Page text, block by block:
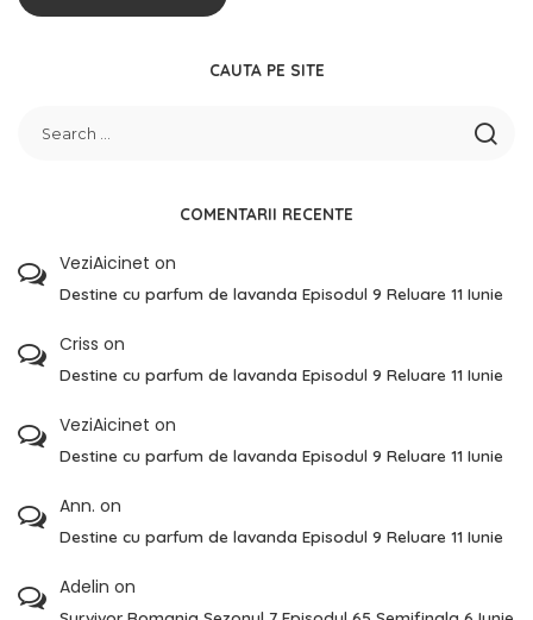
CAUTA PE SITE
COMENTARII RECENTE
VeziAicinet on
Destine cu parfum de lavanda Episodul 9 Reluare 11 Iunie
Criss on
Destine cu parfum de lavanda Episodul 9 Reluare 11 Iunie
VeziAicinet on
Destine cu parfum de lavanda Episodul 9 Reluare 11 Iunie
Ann. on
Destine cu parfum de lavanda Episodul 9 Reluare 11 Iunie
Adelin on